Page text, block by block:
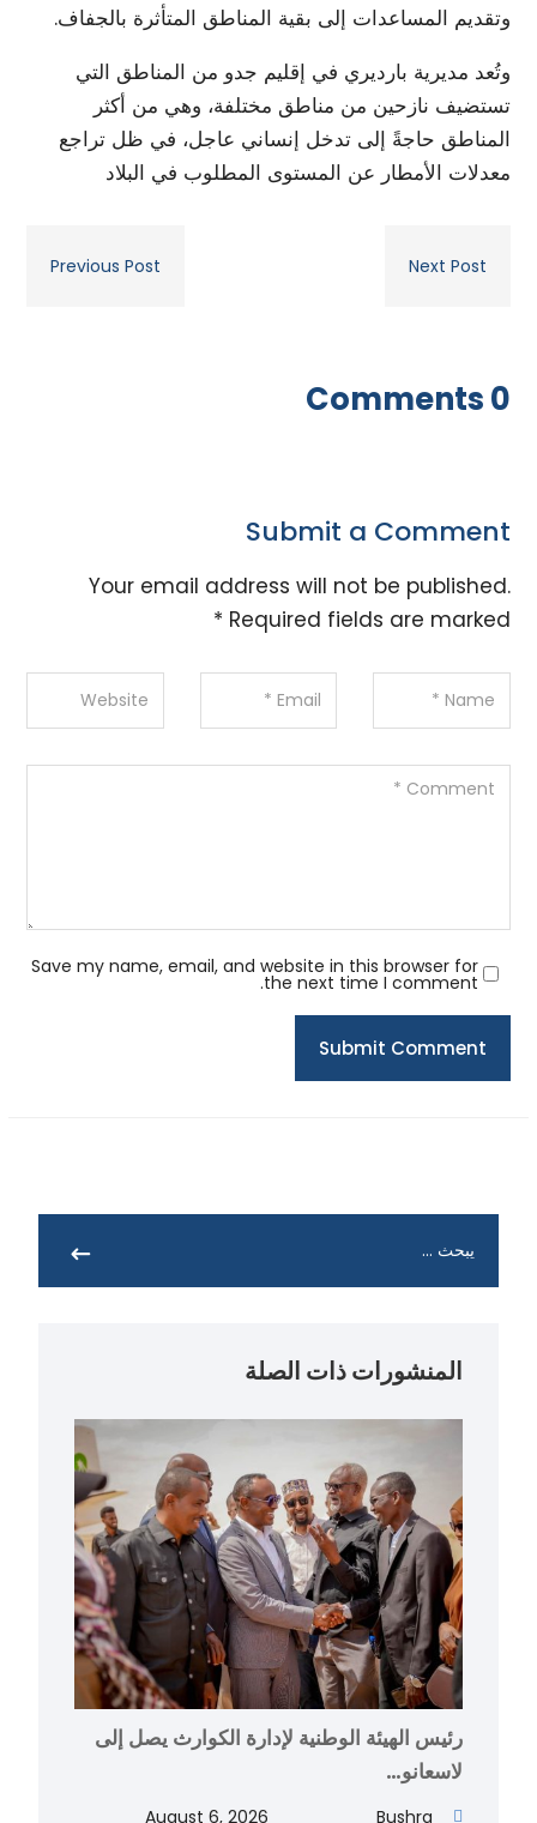
وتقديم المساعدات إلى بقية المناطق المتأثرة بالجفاف.
وتُعد مديرية بارديري في إقليم جدو من المناطق التي
تستضيف نازحين من مناطق مختلفة، وهي من أكثر
المناطق حاجةً إلى تدخل إنساني عاجل، في ظل تراجع
معدلات الأمطار عن المستوى المطلوب في البلاد
Previous Post Next Post
0 Comments
Submit a Comment
Your email address will not be published.
Required fields are marked
*
Save my name, email, and website in this browser for
the next time I comment.
Submit Comment
المنشورات ذات الصلة
رئيس الهيئة الوطنية لإدارة الكوارث يصل إلى
لاسعانو…
Bushra
August 6, 2026